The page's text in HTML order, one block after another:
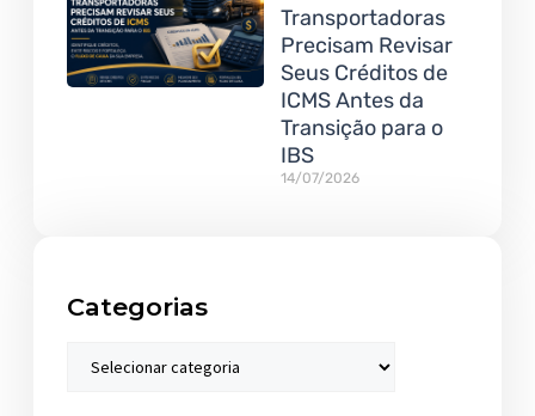
Transportadoras
Precisam Revisar
Seus Créditos de
ICMS Antes da
Transição para o
IBS
14/07/2026
Categorias